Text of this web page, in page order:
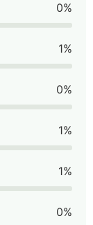
0%
1%
0%
1%
1%
0%